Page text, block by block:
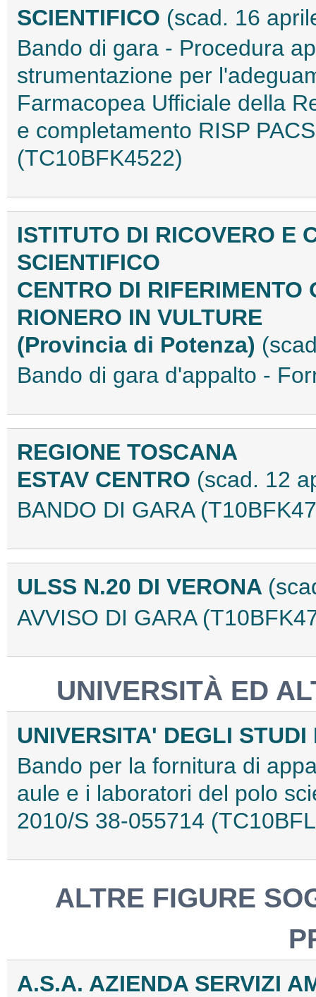
SCIENTIFICO (scad. 16
Bando di gara - Procedura
strumentazione per
Farmacopea Ufficiale della
e completamento RISP
(TC10BFK4522)
ISTITUTO DI RICOVERO E
SCIENTIFICO
CENTRO DI
RIONERO IN VULTURE
(Provincia di Potenza)
Bando di gara d'appalto -
REGIONE TOSCANA
ESTAV CENTRO (scad. 12
BANDO DI GARA
ULSS N.20 DI VERONA
AVVISO DI GARA
UNIVERSITÀ ED
UNIVERSITA' DEGLI
Bando per la fornitura di
aule e i laboratori del polo
2010/S 38-055714
ALTRE FIGURE
A.S.A. AZIENDA SERVIZI